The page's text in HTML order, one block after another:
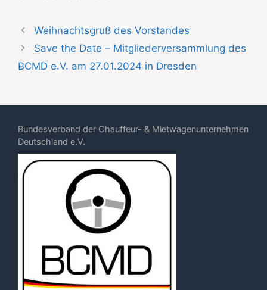
Weihnachtsgruß des Vorstandes
Save the Date – Mitgliederversammlung des
BCMD e.V. am 27.01.2024 in Dresden
Bundesverband der Chauffeur- & Mietwagenunternehmen
Deutschland e.V.